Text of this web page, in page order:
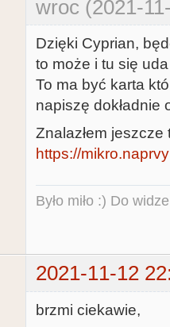
wroc (2021-
Dzięki Cyprian,
to może i tu się
To ma być karta
napiszę dokładnie
Znalazłem jeszcze
https://
Było miło :) Do
2021-11-12
brzmi ciekawie,